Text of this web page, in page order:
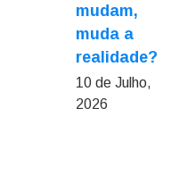
mudam,
muda a
realidade?
10 de Julho,
2026